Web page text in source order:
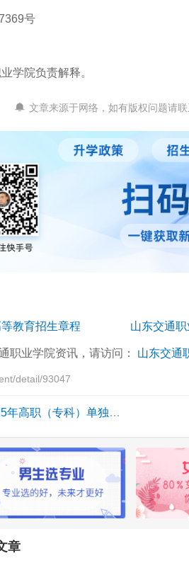
号
学院负责解释。
文章来源于网络，如有版权问题请联
教育招生章程
职业学院资讯，请访问： 山东交通
detail/93047
单独考试招生和综合评价招生章程
章